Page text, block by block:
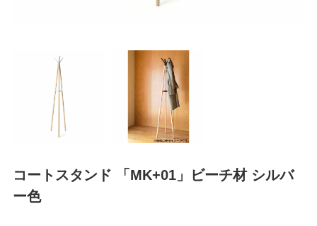
コートスタンド 「MK+01」ビーチ材 シルバ
ー色